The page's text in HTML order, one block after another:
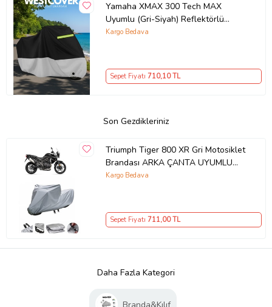
Yamaha XMAX 300 Tech MAX
Uyumlu (Gri-Siyah) Reflektörlü
,Motosiklet Brandası,Motor Branda
Kargo Bedava
Sepet Fiyatı 710,10 TL
Son Gezdikleriniz
Triumph Tiger 800 XR Gri Motosiklet
Brandası ARKA ÇANTA UYUMLU
DEĞİLDİR
Kargo Bedava
Sepet Fiyatı 711,00 TL
Daha Fazla Kategori